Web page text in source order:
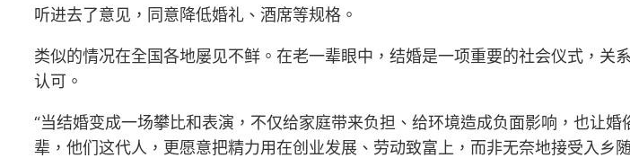
听进去了意见，同意降低婚礼、酒席等规格。
类似的情况在全国各地屡见不鲜。在老一辈眼中，结婚是一项重要的社会仪式，
认可。
“当结婚变成一场攀比和表演，不仅给家庭带来负担、给环境造成负面影响，也让
辈，他们这代人，更愿意把精力用在创业发展、劳动致富上，而非无奈地接受入乡